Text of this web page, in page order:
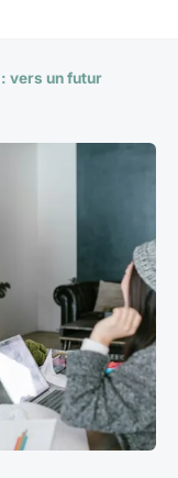
vers un futur